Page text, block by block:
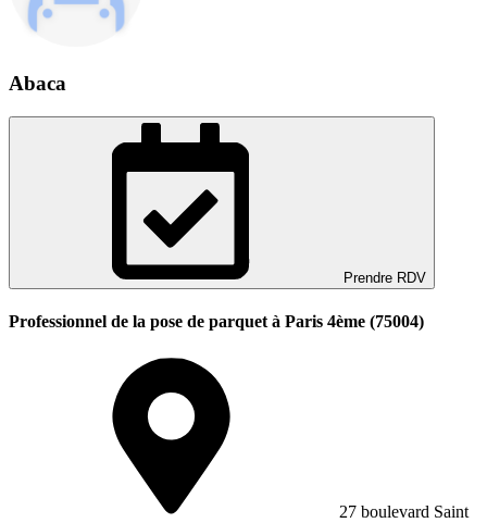
Abaca
Prendre RDV
Professionnel de la pose de parquet à Paris 4ème (75004)
27 boulevard Saint